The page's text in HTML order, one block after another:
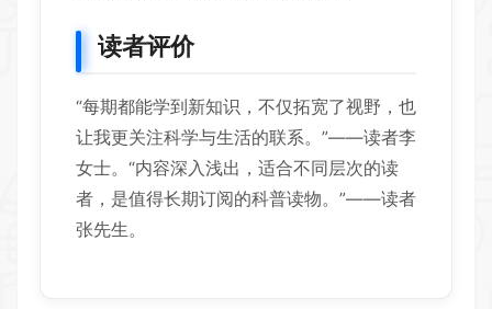
读者评价
“每期都能学到新知识，不仅拓宽了视野，也
让我更关注科学与生活的联系。”——读者李
女士。“内容深入浅出，适合不同层次的读
者，是值得长期订阅的科普读物。”——读者
张先生。